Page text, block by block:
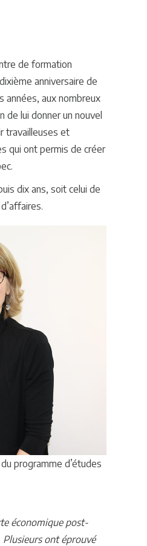
de formation
anniversaire de
années, aux nombreux
lui donner un nouvel
travailleuses et
qui ont permis de créer
dix ans, soit celui de
programme d’études
économique post-
ont éprouvé